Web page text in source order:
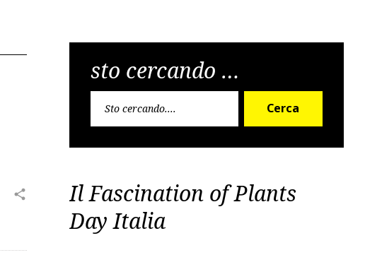
share
sto cercando …
Cerca
Il Fascination of Plants
Day Italia